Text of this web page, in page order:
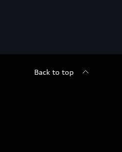
Back to top